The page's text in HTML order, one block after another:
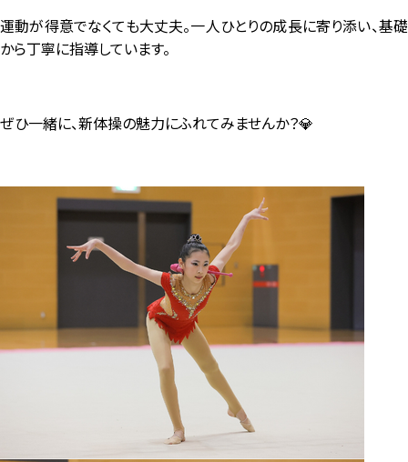
運動が得意でなくても大丈夫。一人ひとりの成長に寄り添い、基礎
から丁寧に指導しています。
ぜひ一緒に、新体操の魅力にふれてみませんか？💎